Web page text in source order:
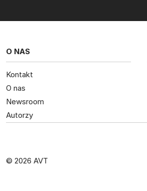
O NAS
Kontakt
O nas
Newsroom
Autorzy
© 2026 AVT